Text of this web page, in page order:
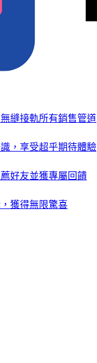
縫接軌所有銷售管道
，享受超乎期待體驗
好友並獲專屬回饋
獲得無限驚喜